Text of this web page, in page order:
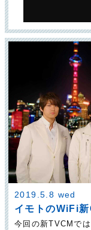
2019.5.8 wed
イモトのWiFi新
今回の新TVCMで